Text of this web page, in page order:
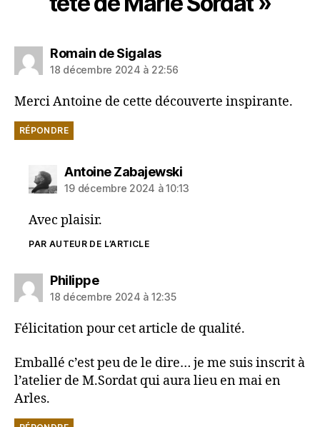
Romain de Sigalasdit :
18 décembre 2024 à 22:56
Merci Antoine de cette découverte inspirante.
RÉPONDRE
Antoine Zabajewskidit :
19 décembre 2024 à 10:13
Avec plaisir.
PAR AUTEUR DE L’ARTICLE
Philippedit :
18 décembre 2024 à 12:35
Félicitation pour cet article de qualité.
Emballé c’est peu de le dire… je me suis inscrit à
l’atelier de M.Sordat qui aura lieu en mai en
Arles.